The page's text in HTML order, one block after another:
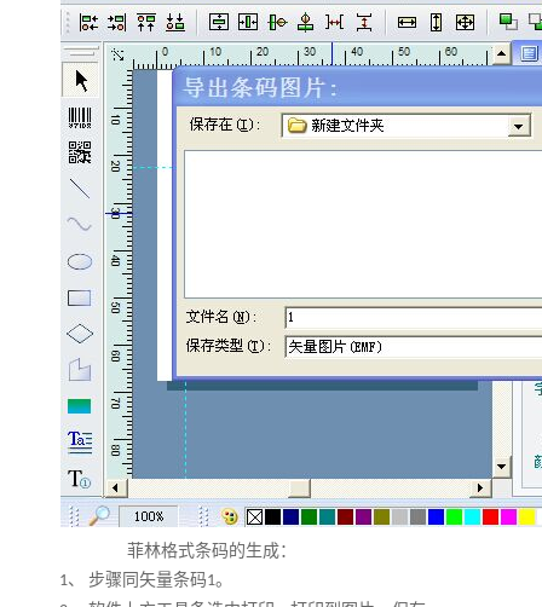
菲林格式条码的生成：
1、
步骤同矢量条码1。